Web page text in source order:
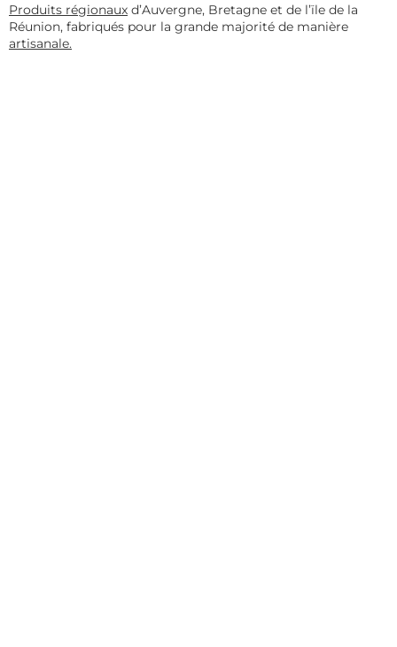
Produits régionaux d’Auvergne, Bretagne et de l’ïle de la
Réunion, fabriqués pour la grande majorité de manière
artisanale.